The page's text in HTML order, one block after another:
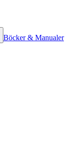
Böcker & Manualer